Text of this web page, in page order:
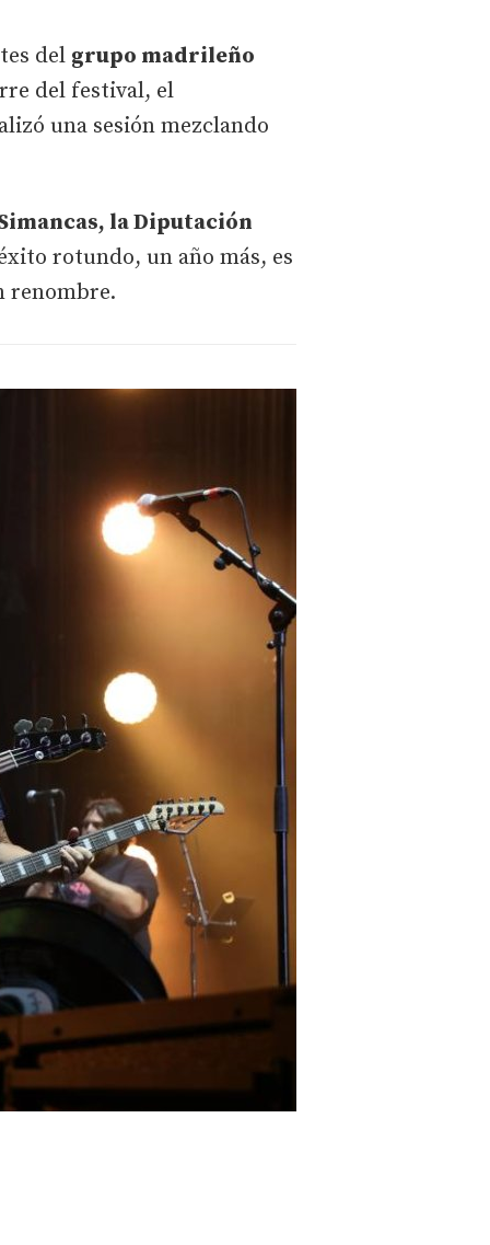
del grupo madrileño
del festival, el
una sesión mezclando
la Diputación
rotundo, un año más, es
renombre.